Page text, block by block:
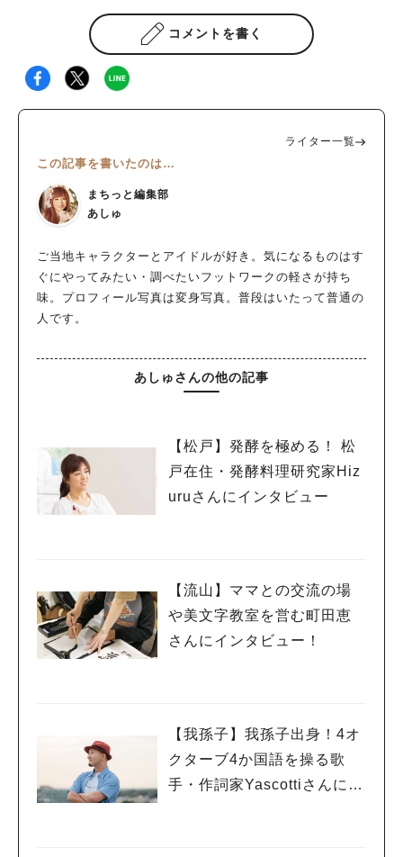
コメントを書く
ライター一覧
この記事を書いたのは…
まちっと編集部
あしゅ
ご当地キャラクターとアイドルが好き。気になるものはす
ぐにやってみたい・調べたいフットワークの軽さが持ち
味。プロフィール写真は変身写真。普段はいたって普通の
人です。
あしゅさんの他の記事
【松戸】発酵を極める！ 松
戸在住・発酵料理研究家Hiz
uruさんにインタビュー
【流山】ママとの交流の場
や美文字教室を営む町田恵
さんにインタビュー！
【我孫子】我孫子出身！4オ
クターブ4か国語を操る歌
手・作詞家Yascottiさんにイ